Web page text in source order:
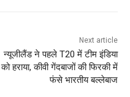
Next article
न्यूजीलैंड ने पहले T20 में टीम इंडिया
को हराया, कीवी गेंदबाजों की फिरकी में
फंसे भारतीय बल्लेबाज